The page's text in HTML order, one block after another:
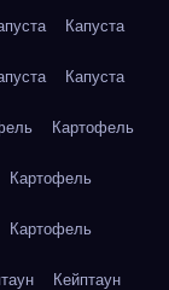
Капуста
Капуста
Картофель
Картофель
Картофель
Кейптаун